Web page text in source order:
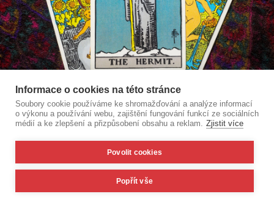
Obchodní Informace
Informace o cookies na této stránce
Soubory cookie používáme ke shromažďování a analýze informací
o výkonu a používání webu, zajištění fungování funkcí ze sociálních
médií a ke zlepšení a přizpůsobení obsahu a reklam. Zjistit více
Povolit cookies
Popřít vše